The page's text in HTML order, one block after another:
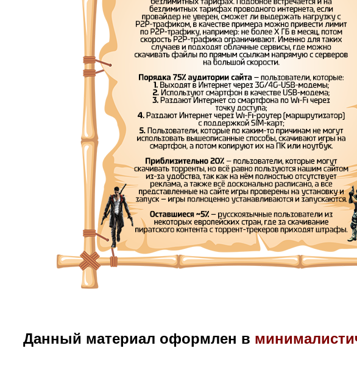
Данный материал оформлен в